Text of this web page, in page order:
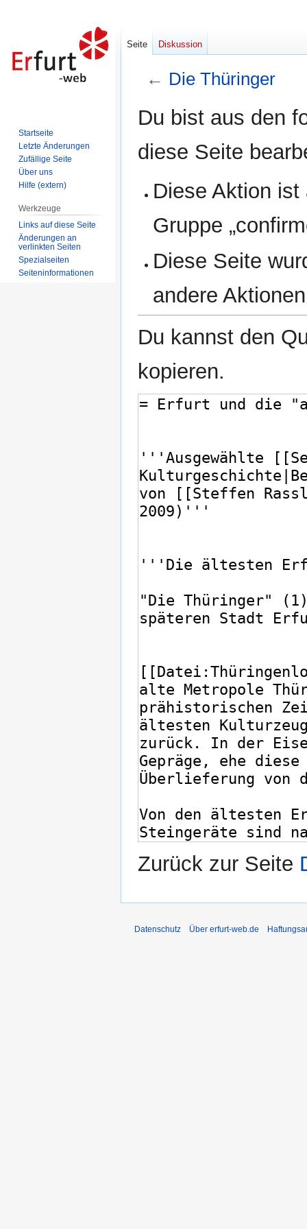
← Die Thüringer
Zur
Navigation
Zur
Suche
Du bist aus den
diese Seite
Diese Aktion
Gruppe
Diese Seite
andere
Du kannst den
kopieren.
Zurück zur Seite
Seite Diskussion
Startseite
Letzte Änderungen
Zufällige Seite
Über uns
Hilfe (extern)
Werkzeuge
Links auf diese Seite
Änderungen an
verlinkten Seiten
Spezialseiten
Seiten­informationen
Datenschutz Über erfurt-web.de